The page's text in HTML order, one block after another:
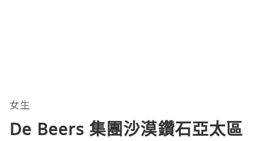
女生
De Beers 集團沙漠鑽石亞太區